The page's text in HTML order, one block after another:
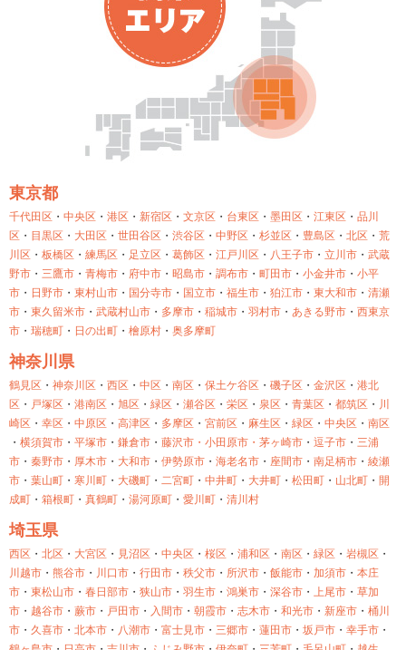
東京都
千代田区 ・ 中央区 ・ 港区 ・ 新宿区 ・ 文京区 ・ 台東区 ・ 墨田区 ・ 江東区 ・ 品川
区 ・ 目黒区 ・ 大田区 ・ 世田谷区 ・ 渋谷区 ・ 中野区 ・ 杉並区 ・ 豊島区 ・ 北区 ・ 荒
川区 ・ 板橋区 ・ 練馬区 ・ 足立区 ・ 葛飾区 ・ 江戸川区 ・ 八王子市 ・ 立川市 ・ 武蔵
野市 ・ 三鷹市 ・ 青梅市 ・ 府中市 ・ 昭島市 ・ 調布市 ・ 町田市 ・ 小金井市 ・ 小平
市 ・ 日野市 ・ 東村山市 ・ 国分寺市 ・ 国立市 ・ 福生市 ・ 狛江市 ・ 東大和市 ・ 清瀬
市 ・ 東久留米市 ・ 武蔵村山市 ・ 多摩市 ・ 稲城市 ・ 羽村市 ・ あきる野市 ・ 西東京
市 ・ 瑞穂町 ・ 日の出町 ・ 檜原村 ・ 奥多摩町
神奈川県
鶴見区 ・ 神奈川区 ・ 西区 ・ 中区 ・ 南区 ・ 保土ケ谷区 ・ 磯子区 ・ 金沢区 ・ 港北
区 ・ 戸塚区 ・ 港南区 ・ 旭区 ・ 緑区 ・ 瀬谷区 ・ 栄区 ・ 泉区 ・ 青葉区 ・ 都筑区 ・ 川
崎区 ・ 幸区 ・ 中原区 ・ 高津区 ・ 多摩区 ・ 宮前区 ・ 麻生区 ・ 緑区 ・ 中央区 ・ 南区
・ 横須賀市 ・ 平塚市 ・ 鎌倉市 ・ 藤沢市・ 小田原市・ 茅ヶ崎市 ・ 逗子市 ・ 三浦
市 ・ 秦野市 ・ 厚木市 ・ 大和市 ・ 伊勢原市 ・ 海老名市 ・ 座間市 ・ 南足柄市 ・ 綾瀬
市 ・ 葉山町 ・ 寒川町 ・ 大磯町 ・ 二宮町 ・ 中井町 ・ 大井町 ・ 松田町 ・ 山北町 ・ 開
成町 ・ 箱根町 ・ 真鶴町 ・ 湯河原町 ・ 愛川町 ・ 清川村
埼玉県
西区 ・ 北区 ・ 大宮区 ・ 見沼区 ・ 中央区 ・ 桜区 ・ 浦和区 ・ 南区 ・ 緑区 ・ 岩槻区 ・
川越市 ・ 熊谷市 ・ 川口市 ・ 行田市 ・ 秩父市 ・ 所沢市 ・ 飯能市 ・ 加須市 ・ 本庄
市 ・ 東松山市 ・ 春日部市 ・ 狭山市 ・ 羽生市 ・ 鴻巣市 ・ 深谷市 ・ 上尾市 ・ 草加
市 ・ 越谷市 ・ 蕨市 ・ 戸田市 ・ 入間市 ・ 朝霞市 ・ 志木市 ・ 和光市 ・ 新座市 ・ 桶川
市 ・ 久喜市 ・ 北本市 ・ 八潮市 ・ 富士見市 ・ 三郷市 ・ 蓮田市 ・ 坂戸市 ・ 幸手市 ・